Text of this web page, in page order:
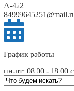
А-422
График работы
пн-пт: 08.00 - 18.00